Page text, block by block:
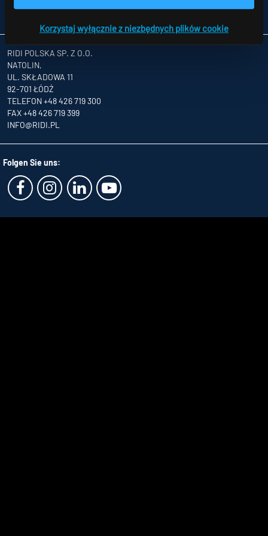
Korzystaj wyłącznie z niezbędnych plików cookie
RIDI POLSKA SP. Z O.O.
NATOLIN,
UL. SKŁADOWA 11
92-701 ŁÓDŹ
TELEFON +48 426 719 300
FAX +48 426 719 399
INFO@RIDI.PL
Folgen Sie uns: